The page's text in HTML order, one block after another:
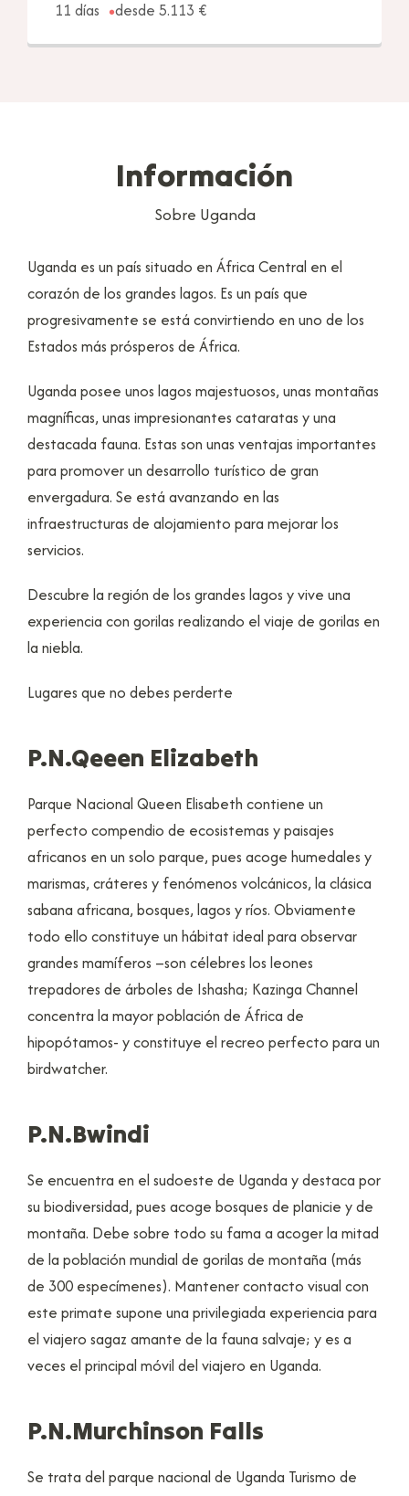
11 días
desde 5.113 €
Información
Sobre Uganda
Uganda es un país situado en África Central en el
corazón de los grandes lagos. Es un país que
progresivamente se está convirtiendo en uno de los
Estados más prósperos de África.
Uganda posee unos lagos majestuosos, unas montañas
magníficas, unas impresionantes cataratas y una
destacada fauna. Estas son unas ventajas importantes
para promover un desarrollo turístico de gran
envergadura. Se está avanzando en las
infraestructuras de alojamiento para mejorar los
servicios.
Descubre la región de los grandes lagos y vive una
experiencia con gorilas realizando el viaje de gorilas en
la niebla.
Lugares que no debes perderte
P.N.Qeeen Elizabeth
Parque Nacional Queen Elisabeth contiene un
perfecto compendio de ecosistemas y paisajes
africanos en un solo parque, pues acoge humedales y
marismas, cráteres y fenómenos volcánicos, la clásica
sabana africana, bosques, lagos y ríos. Obviamente
todo ello constituye un hábitat ideal para observar
grandes mamíferos –son célebres los leones
trepadores de árboles de Ishasha; Kazinga Channel
concentra la mayor población de África de
hipopótamos- y constituye el recreo perfecto para un
birdwatcher.
P.N.Bwindi
Se encuentra en el sudoeste de Uganda y destaca por
su biodiversidad, pues acoge bosques de planicie y de
montaña. Debe sobre todo su fama a acoger la mitad
de la población mundial de gorilas de montaña (más
de 300 especímenes). Mantener contacto visual con
este primate supone una privilegiada experiencia para
el viajero sagaz amante de la fauna salvaje; y es a
veces el principal móvil del viajero en Uganda.
P.N.Murchinson Falls
Se trata del parque nacional de Uganda Turismo de